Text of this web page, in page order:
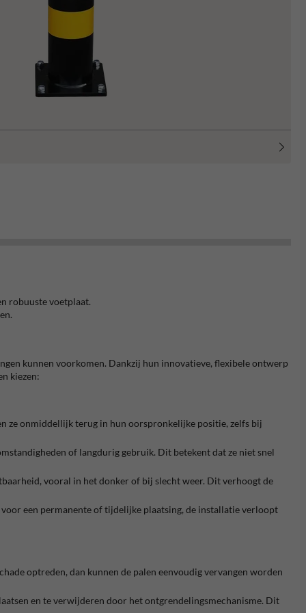
robuuste voetplaat.
kunnen voorkomen. Dankzij hun innovatieve, flexibele ontwerp
kiezen:
ze onmiddellijk terug in hun oorspronkelijke positie, zelfs bij
of langdurig gebruik. Dit betekent dat ze niet snel
vooral in het donker of bij slecht weer. Dit verhoogt de
een permanente of tijdelijke plaatsing, de installatie verloopt
optreden, dan kunnen de palen eenvoudig vervangen worden
en te verwijderen door het ontgrendelingsmechanisme. Dit